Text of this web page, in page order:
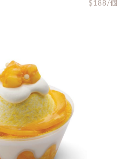
$188/個